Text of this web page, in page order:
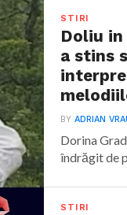
STIRI
Doliu
a stins
BYADRIAN
Dorina
îndrăgit de
STIRI